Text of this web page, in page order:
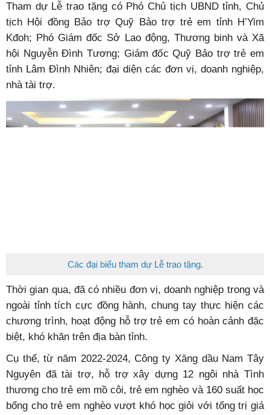
Tham dự Lễ trao tặng có Phó Chủ tịch UBND tỉnh, Chủ
tịch Hội đồng Bảo trợ Quỹ Bảo trợ trẻ em tỉnh H’Yim
Kđoh; Phó Giám đốc Sở Lao động, Thương binh và Xã
hội Nguyễn Đình Tương; Giám đốc Quỹ Bảo trợ trẻ em
tỉnh Lâm Đình Nhiên; đại diện các đơn vị, doanh nghiệp,
nhà tài trợ.
Các đại biểu tham dự Lễ trao tặng.
Thời gian qua, đã có nhiều đơn vị, doanh nghiệp trong và
ngoài tỉnh tích cực đồng hành, chung tay thực hiện các
chương trình, hoạt động hỗ trợ trẻ em có hoàn cảnh đặc
biệt, khó khăn trên địa bàn tỉnh.
Cụ thể, từ năm 2022-2024, Công ty Xăng dầu Nam Tây
Nguyên đã tài trợ, hỗ trợ xây dựng 12 ngôi nhà Tình
thương cho trẻ em mồ côi, trẻ em nghèo và 160 suất học
bổng cho trẻ em nghèo vượt khó học giỏi với tổng trị giá